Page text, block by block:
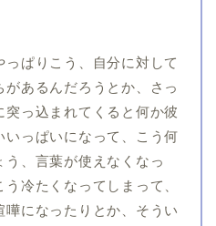
っぱりこう、自分に対して
があるんだろうとか、さっ
突っ込まれてくると何か彼
いっぱいになって、こう何
う、言葉が使えなくなっ
冷たくなってしまって、
嘩になったりとか、そうい